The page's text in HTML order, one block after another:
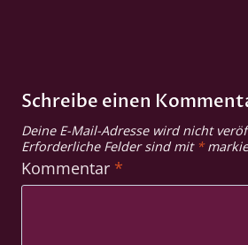
Schreibe einen
Deine E-Mail-Adresse wird nicht
Erforderliche Felder sind mit *
Kommentar *